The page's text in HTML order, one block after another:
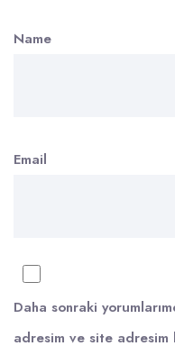
Name
Email
Daha sonraki
adresim ve site adresim